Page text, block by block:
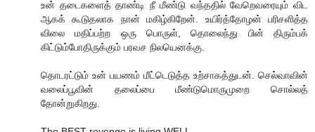
உன் தடைகளைத் தாண்டி நீ மீண்டு வந்ததில் வேறெவரையும் விட
ஆகக் கூடுதலாக நான் மகிழ்கிறேன். உயிர்த்தோழன் பரிசளித்த
விலை மதிப்பற்ற ஒரு பொருள், தொலைந்து பின் திரும்பக்
கிட்டும்போதிருக்கும் பரவச நிலயெனக்கு.
தொடரட்டும் உன் பயணம் மீட்டெடுத்த உற்சாகத்துடன். செல்வாவின்
வலைப்பூவின் தலைப்பை மீண்டுமொருமுறை சொல்லத்
தோன்றுகிறது.